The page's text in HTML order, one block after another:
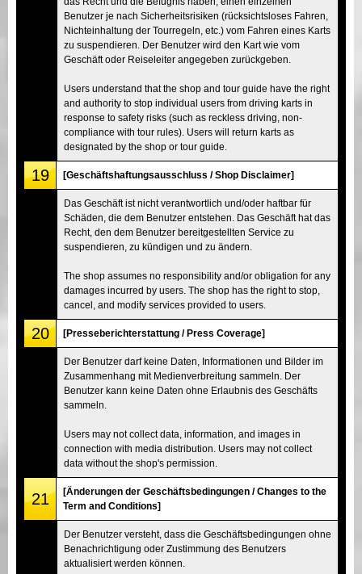
Benutzer je nach Sicherheitsrisiken (rücksichtsloses Fahren,
Nichteinhaltung der Tourregeln, etc.) vom Fahren eines Karts
zu suspendieren. Der Benutzer wird den Kart wie vom
Geschäft oder Reiseleiter angegeben zurückgeben.
Users understand that the shop and tour guide have the right
and authority to stop individual users from driving karts in
response to safety risks (such as reckless driving, non-
compliance with tour rules). Users will return karts as
designated by the shop or tour guide.
19 [Geschäftshaftungsausschluss / Shop Disclaimer]
Das Geschäft ist nicht verantwortlich und/oder haftbar für
Schäden, die dem Benutzer entstehen. Das Geschäft hat das
Recht, den dem Benutzer bereitgestellten Service zu
suspendieren, zu kündigen und zu ändern.
The shop assumes no responsibility and/or obligation for any
damages incurred by users. The shop has the right to stop,
cancel, and modify services provided to users.
20 [Presseberichterstattung / Press Coverage]
Der Benutzer darf keine Daten, Informationen und Bilder im
Zusammenhang mit Medienverbreitung sammeln. Der
Benutzer kann keine Daten ohne Erlaubnis des Geschäfts
sammeln.
Users may not collect data, information, and images in
connection with media distribution. Users may not collect
data without the shop's permission.
21
[Änderungen der Geschäftsbedingungen / Changes to the
Term and Conditions]
Der Benutzer versteht, dass die Geschäftsbedingungen ohne
Benachrichtigung oder Zustimmung des Benutzers
aktualisiert werden können.